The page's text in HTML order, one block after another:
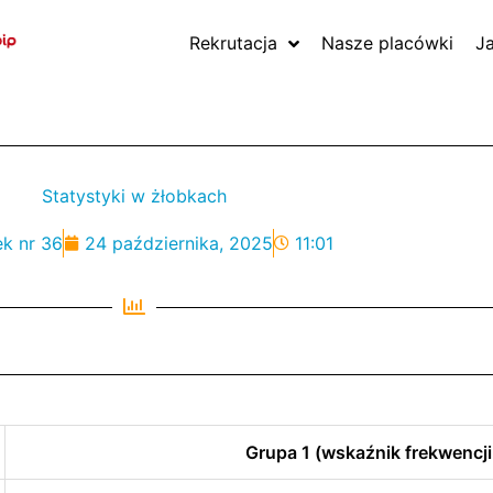
Rekrutacja Nasze placówki
Statystyki w żłobkach
nr 36 24 października, 2025 11:01
Grupa 1 (wskaźnik